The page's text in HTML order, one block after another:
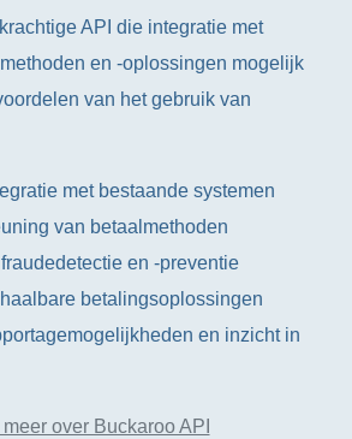
API die integratie met
en -oplossingen mogelijk
van het gebruik van
met bestaande systemen
van betaalmethoden
en -preventie
betalingsoplossingen
en inzicht in
meer over Buckaroo API